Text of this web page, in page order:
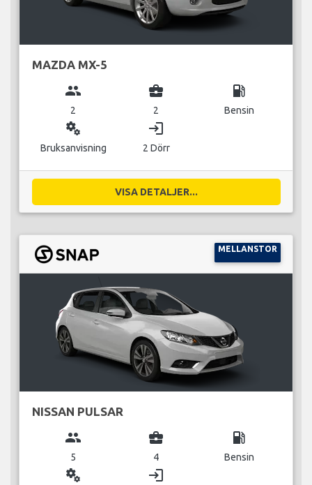
MAZDA MX-5
group
2
business_center
2
local_gas_station
Bensin
miscellaneous_services
Bruksanvisning
login
2 Dörr
VISA DETALJER...
MELLANSTOR
NISSAN PULSAR
group
5
business_center
4
local_gas_station
Bensin
miscellaneous_services login